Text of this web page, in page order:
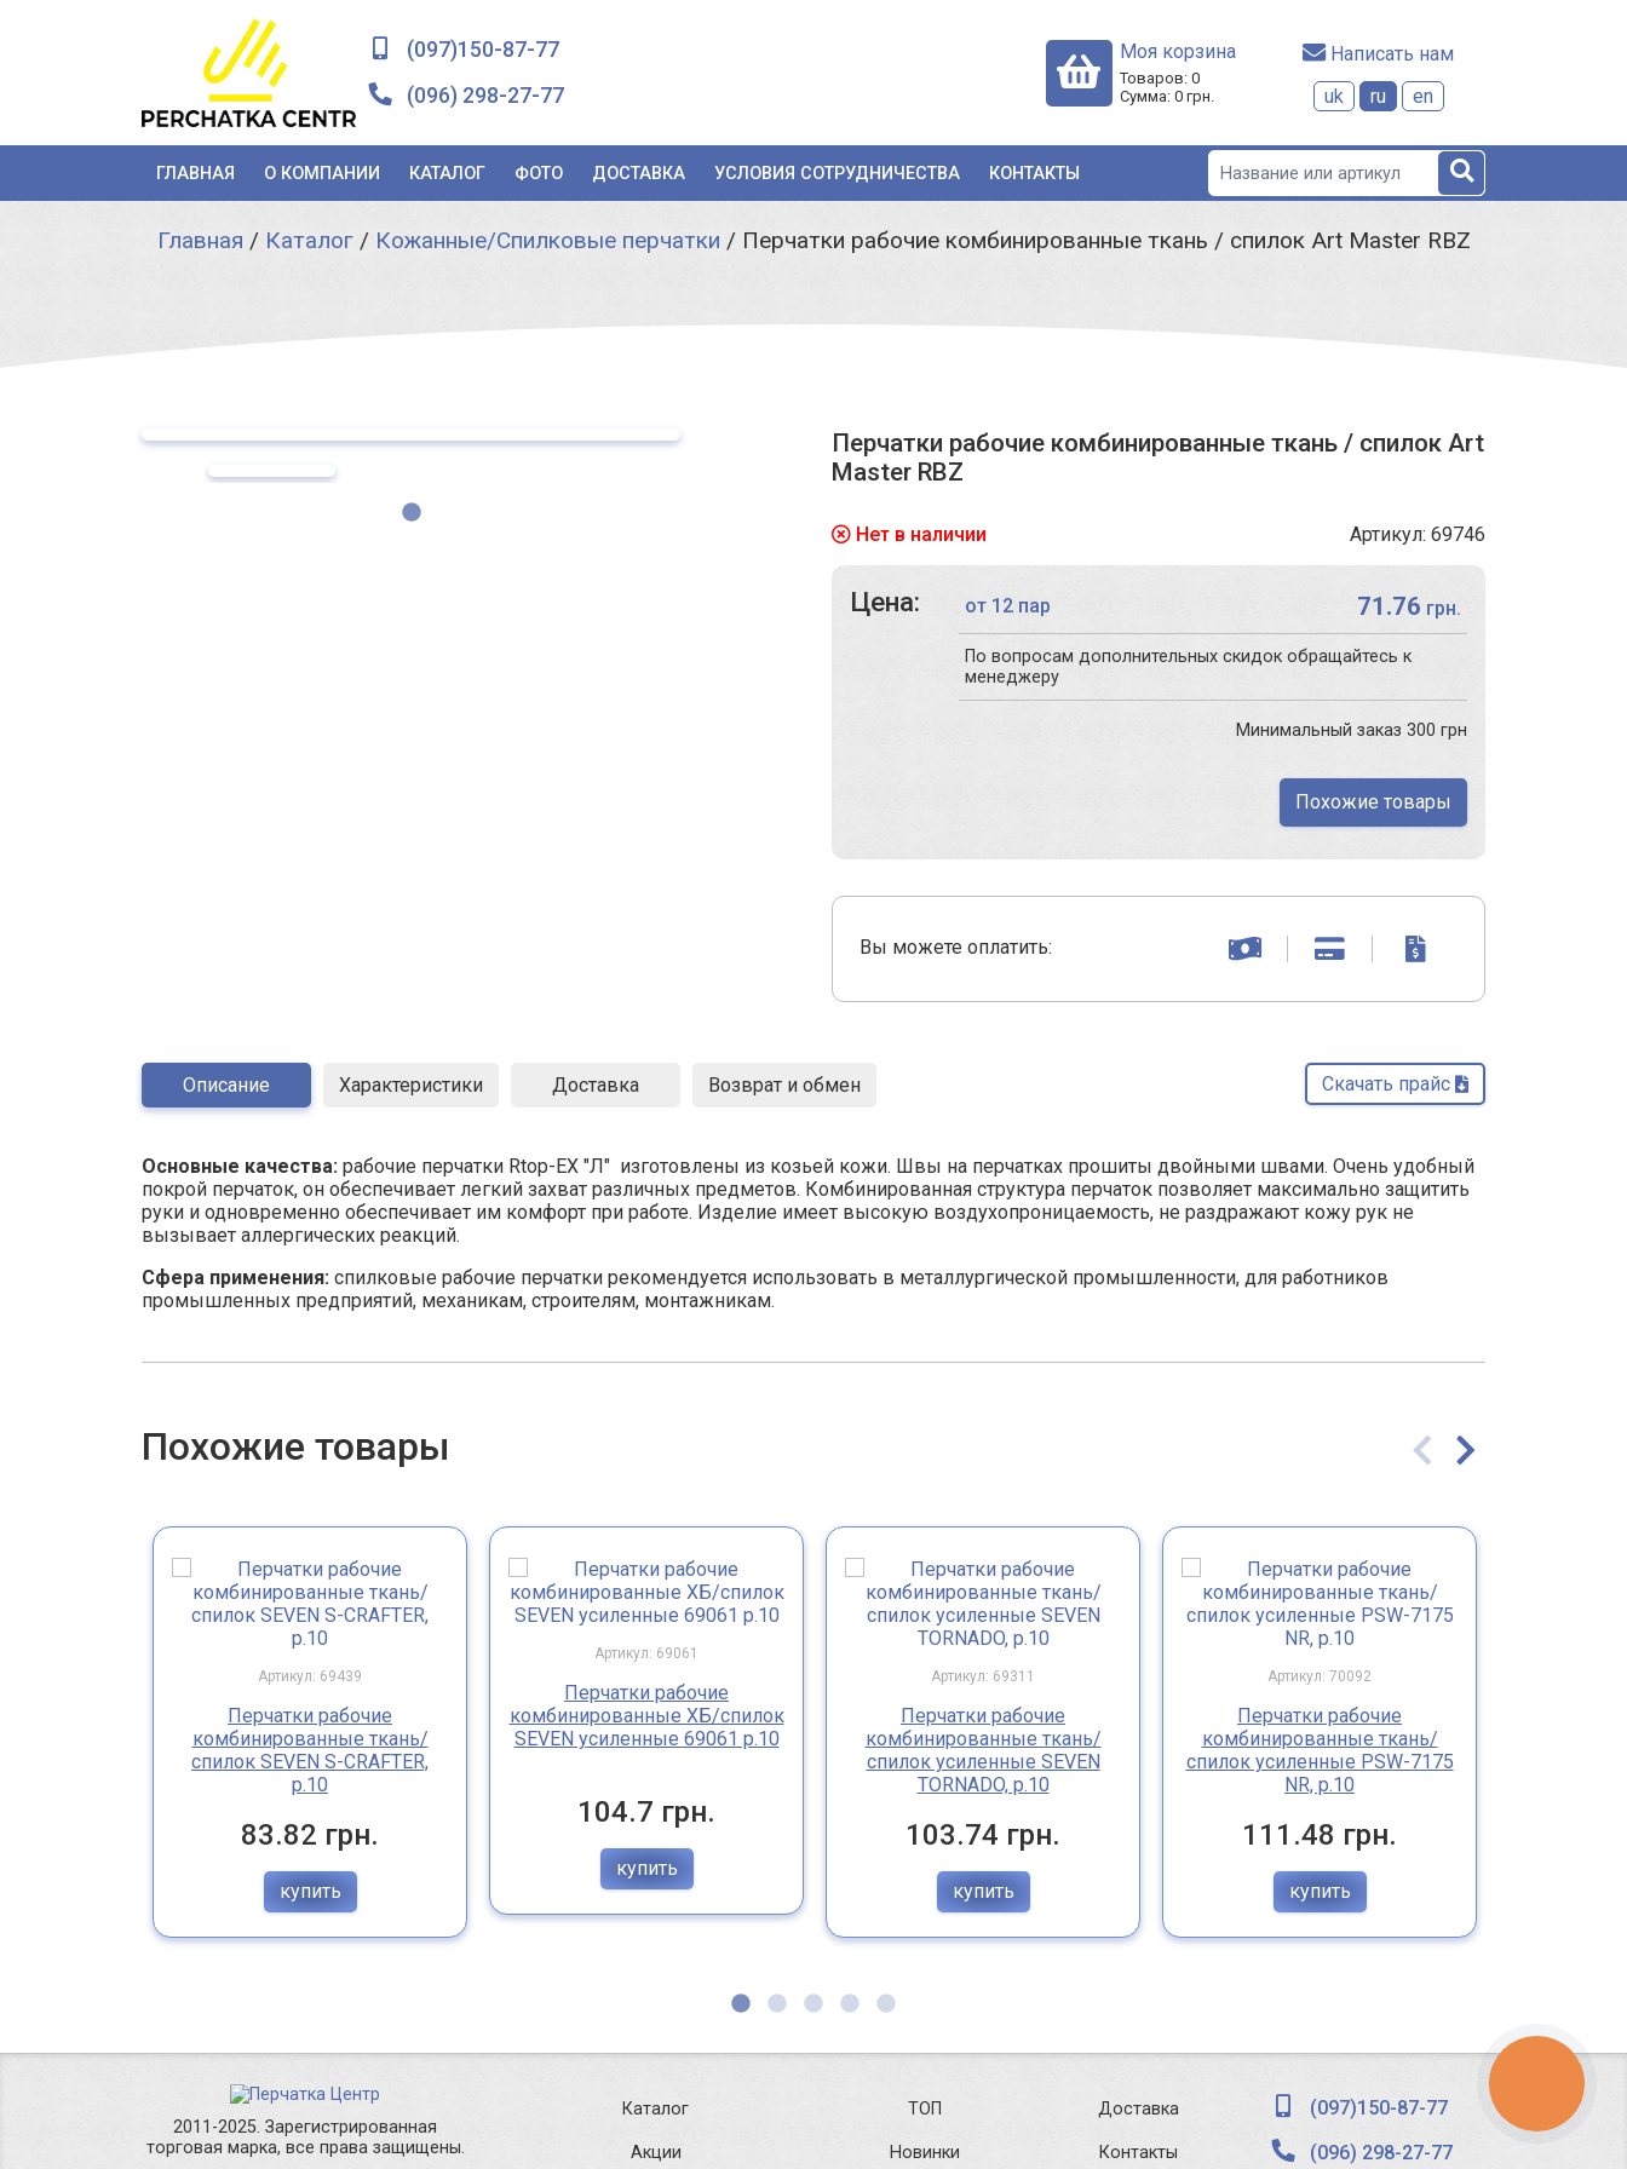
(097)150-87-77
(096) 298-27-77
Моя корзина
Товаров: 0
Сумма: 0грн.
Написать нам
uk
ru en
ГЛАВНАЯ О КОМПАНИИ КАТАЛОГ ФОТО ДОСТАВКА УСЛОВИЯ СОТРУДНИЧЕСТВА КОНТАКТЫ
Главная / Каталог/ Кожанные/Спилковые перчатки / Перчатки рабочие комбинированные ткань / спилок Art Master RBZ
Перчатки рабочие комбинированные ткань / спилок Art
Master RBZ
Нет в наличии Артикул: 69746
Цена: от 12 пар 71.76 грн.
По вопросам дополнительных скидок обращайтесь к
менеджеру
Минимальный заказ 300 грн
Похожие товары
Вы можете оплатить:
Описание Характеристики Доставка Возврат и обмен Скачать прайс
Основные качества: рабочие перчатки Rtop-EX "Л" изготовлены из козьей кожи. Швы на перчатках прошиты двойными швами. Очень удобный
покрой перчаток, он обеспечивает легкий захват различных предметов. Комбинированная структура перчаток позволяет максимально защитить
руки и одновременно обеспечивает им комфорт при работе. Изделие имеет высокую воздухопроницаемость, не раздражают кожу рук не
вызывает аллергических реакций.
Сфера применения: спилковые рабочие перчатки рекомендуется использовать в металлургической промышленности, для работников
промышленных предприятий, механикам, строителям, монтажникам.
Похожие товары
Артикул: 69439
Перчатки рабочие
комбинированные ткань/
спилок SEVEN S-CRAFTER,
р.10
83.82 грн.
купить
Артикул: 69061
Перчатки рабочие
комбинированные ХБ/спилок
SEVEN усиленные 69061 р.10
104.7 грн.
купить
Артикул: 69311
Перчатки рабочие
комбинированные ткань/
спилок усиленные SEVEN
TORNADO, р.10
103.74 грн.
купить
Артикул: 70092
Перчатки рабочие
комбинированные ткань/
спилок усиленные PSW-7175
NR, р.10
111.48 грн.
купить
2011-2025. Зарегистрированная
торговая марка, все права защищены.
Каталог
Акции
ТОП
Новинки
Доставка
Контакты
(097)150-87-77
(096) 298-27-77